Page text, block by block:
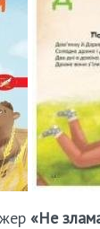
«Не